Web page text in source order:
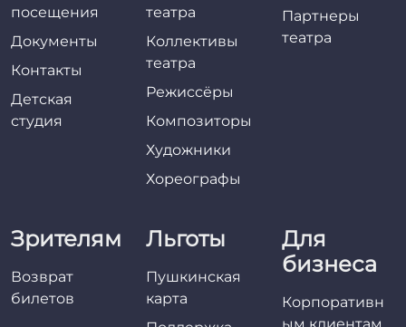
посещения
Документы
Контакты
Детская
студия
театра
Коллективы
театра
Режиссёры
Композиторы
Художники
Хореографы
Партнеры
театра
Зрителям
Возврат
билетов
Льготы
Пушкинская
карта
Для
бизнеса
Корпоративн